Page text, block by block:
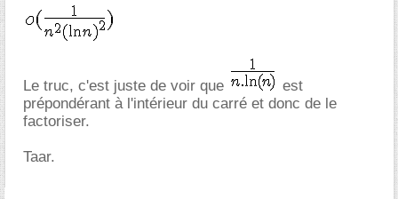
Le truc, c'est juste de voir que
est
prépondérant à l'intérieur du carré et donc de le
factoriser.
Taar.